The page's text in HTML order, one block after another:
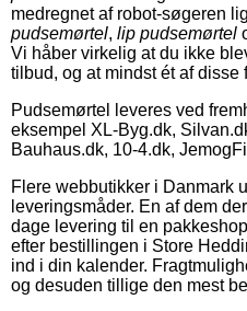
medregnet af robot-søgeren
pudsemørtel, lip pudsemørtel
Vi håber virkelig at du ikke
tilbud, og at mindst ét af disse
Pudsemørtel leveres ved
eksempel XL-Byg.dk,
Bauhaus.dk, 10-4.dk,
Flere webbutikker i Danmark
leveringsmåder. En af dem
dage levering til en
efter bestillingen i Store
ind i din kalender.
og desuden tillige den mest